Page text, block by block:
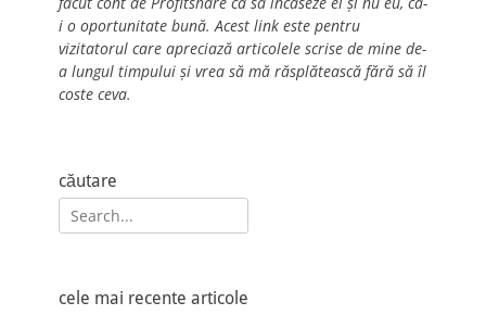
i o oportunitate bună. Acest link este pentru
vizitatorul care apreciază articolele scrise de mine de-
a lungul timpului și vrea să mă răsplătească fără să îl
coste ceva.
căutare
Search
for:
cele mai recente articole